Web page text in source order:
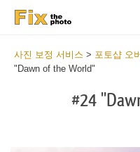
사진 보정 서비스 > 포토샵 오
"Dawn of the World"
#24